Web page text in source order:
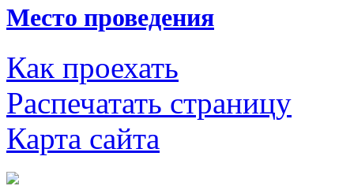
Место проведения
Как проехать
Распечатать страницу
Карта сайта